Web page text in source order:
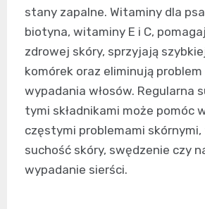
stany zapalne. Witaminy dla
biotyna, witaminy E i C,
zdrowej skóry, sprzyjają
komórek oraz eliminują problem
wypadania włosów. Regularna
tymi składnikami może pomóc
częstymi problemami
suchość skóry, swędzenie czy
wypadanie sierści.